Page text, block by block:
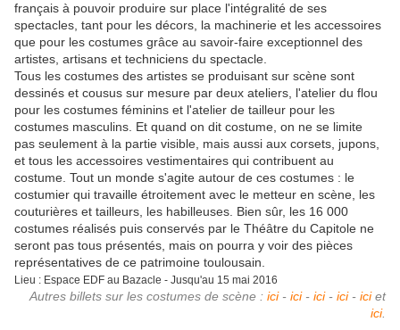
français à pouvoir produire sur place l'intégralité de ses
spectacles, tant pour les décors, la machinerie et les accessoires
que pour les costumes grâce au savoir-faire exceptionnel des
artistes, artisans et techniciens du spectacle.
Tous les costumes des artistes se produisant sur scène sont
dessinés et cousus sur mesure par deux ateliers, l'atelier du flou
pour les costumes féminins et l'atelier de tailleur pour les
costumes masculins. Et quand on dit costume, on ne se limite
pas seulement à la partie visible, mais aussi aux corsets, jupons,
et tous les accessoires vestimentaires qui contribuent au
costume. Tout un monde s'agite autour de ces costumes : le
costumier qui travaille étroitement avec le metteur en scène, les
couturières et tailleurs, les habilleuses. Bien sûr, les 16 000
costumes réalisés puis conservés par le Théâtre du Capitole ne
seront pas tous présentés, mais on pourra y voir des pièces
représentatives de ce patrimoine toulousain.
Lieu : Espace EDF au Bazacle - Jusqu'au 15 mai 2016
Autres billets sur les costumes de scène : ici- ici- ici- ici- iciet
ici.